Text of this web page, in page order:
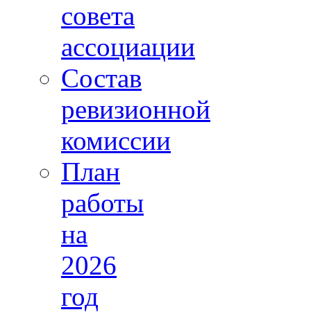
совета
ассоциации
Состав
ревизионной
комиссии
План
работы
на
2026
год